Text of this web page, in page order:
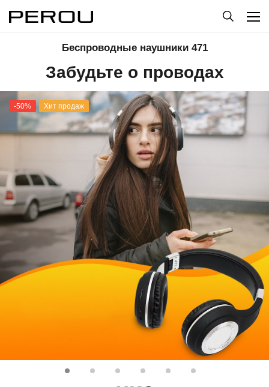
Беспроводные наушники 471
Забудьте о проводах
-50% Хит продаж